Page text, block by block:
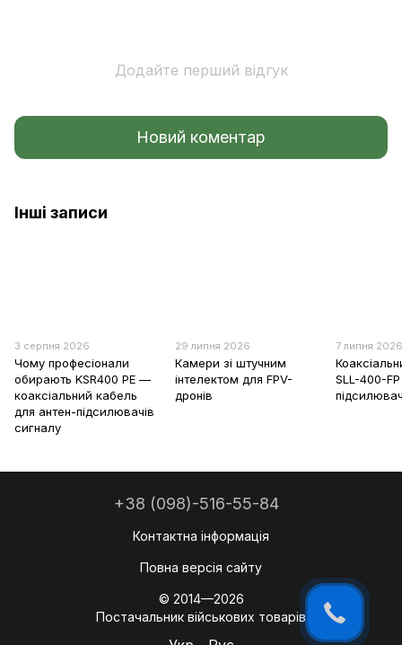
Додайте перший відгук
Новий коментар
Інші записи
3 серпня 2026
Чому професіонали
обирають KSR400 PE —
коаксіальний кабель
для антен-підсилювачів
сигналу
29 липня 2026
Камери зі штучним
інтелектом для FPV-
дронів
7 липня
SLL-400-
+38 (098)-516-55-84
Контактна інформація
Повна версія сайту
© 2014—2026
Постачальник військових товарів